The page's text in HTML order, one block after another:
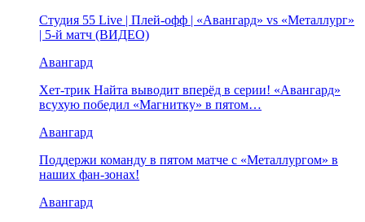
Студия 55 Live | Плей-офф | «Авангард» vs «Металлург»
| 5-й матч (ВИДЕО)
Авангард
Хет-трик Найта выводит вперёд в серии! «Авангард»
всухую победил «Магнитку» в пятом…
Авангард
Поддержи команду в пятом матче с «Металлургом» в
наших фан-зонах!
Авангард